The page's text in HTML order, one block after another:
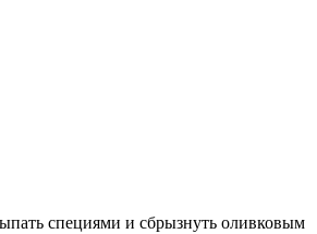
специями и сбрызнуть оливковым